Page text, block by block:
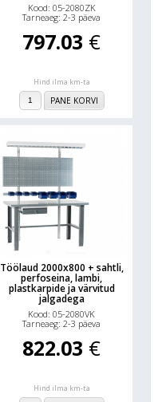
Kood: 05-2080ZK
Tarneaeg: 2-3 päeva
797.03 €
Hind ilma km-ta
PANE KORVI
Töölaud 2000x800 + sahtli,
perfoseina, lambi,
plastkarpide ja värvitud
jalgadega
Kood: 05-2080VK
Tarneaeg: 2-3 päeva
822.03 €
Hind ilma km-ta